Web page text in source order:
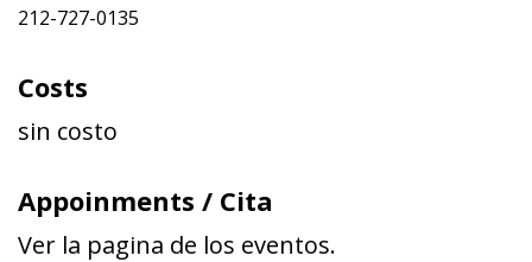
212-727-0135
Costs
sin costo
Appoinments / Cita
Ver la pagina de los eventos.